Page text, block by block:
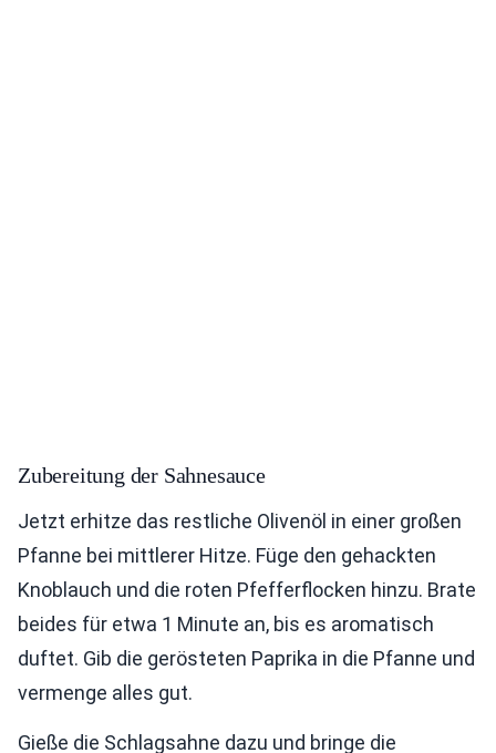
Zubereitung der Sahnesauce
Jetzt erhitze das restliche Olivenöl in einer großen
Pfanne bei mittlerer Hitze. Füge den gehackten
Knoblauch und die roten Pfefferflocken hinzu. Brate
beides für etwa 1 Minute an, bis es aromatisch
duftet. Gib die gerösteten Paprika in die Pfanne und
vermenge alles gut.
Gieße die Schlagsahne dazu und bringe die